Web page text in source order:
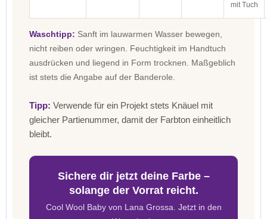
mit Tuch
Waschtipp: Sanft im lauwarmen Wasser bewegen,
nicht reiben oder wringen. Feuchtigkeit im Handtuch
ausdrücken und liegend in Form trocknen. Maßgeblich
ist stets die Angabe auf der Banderole.
Tipp: Verwende für ein Projekt stets Knäuel mit
gleicher Partienummer, damit der Farbton einheitlich
bleibt.
Sichere dir jetzt deine Farbe –
solange der Vorrat reicht.
Cool Wool Baby von Lana Grossa. Jetzt in den